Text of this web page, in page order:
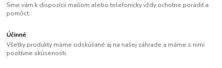
Sme vám k dispozícii mailom alebo telefonicky vždy ochotne poradiť a
pomôcť.
Účinné
Všetky produkty máme odskúšané aj na našej záhrade a máme s nimi
pozitívne skúsenosti.